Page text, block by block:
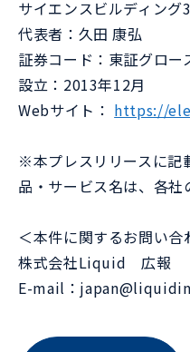
サイエンスビルディン
代表者：久田 康弘
証券コード：東証グロー
設立：2013年12月
Webサイト： https://
※本プレスリリースに記
品・サービス名は、各社
＜本件に関するお問い合
株式会社Liquid 広報
E-mail：